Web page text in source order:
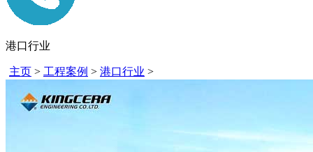
港口行业
主页 > 工程案例 > 港口行业 >